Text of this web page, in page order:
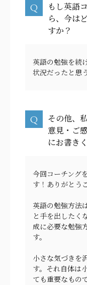
もし英語
ら、今は
すか？
英語の勉強を続
状況だったと思う
その他、
意見・ご
にお書き
今回コーチング
す！ありがとう
英語の勉強方法
と手を出したく
成に必要な勉強
す。
小さな気づきを
す。それ自体は
ても重要なもの